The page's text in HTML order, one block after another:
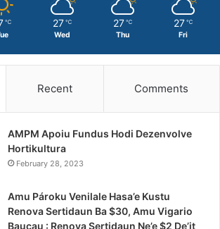
℃ 27 ℃
Wed
27 ℃
Thu
27 ℃
Fri
Recent Comments
AMPM Apoiu Fundus Hodi Dezenvolve
Hortikultura
February 28, 2023
Amu Pároku Venilale Hasa’e Kustu
Renova Sertidaun Ba $30, Amu Vigario
Baucau : Renova Sertidaun Ne’e $2 De’it